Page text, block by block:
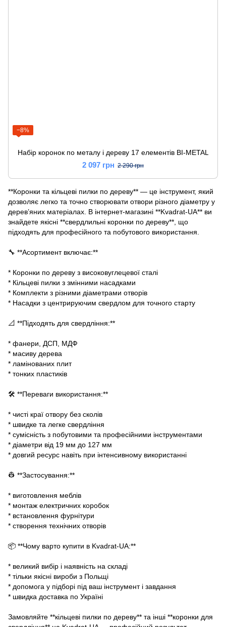
−8%
Набір коронок по металу і дереву 17 елементів BI-METAL
2 097 грн 2 290 грн
**Коронки та кільцеві пилки по дереву** — це інструмент, який
дозволяє легко та точно створювати отвори різного діаметру у
дерев’яних матеріалах. В інтернет-магазині **Kvadrat-UA** ви
знайдете якісні **свердлильні коронки по дереву**, що
підходять для професійного та побутового використання.
🔧 **Асортимент включає:**
* Коронки по дереву з високовуглецевої сталі
* Кільцеві пилки з змінними насадками
* Комплекти з різними діаметрами отворів
* Насадки з центрируючим свердлом для точного старту
📐 **Підходять для свердління:**
* фанери, ДСП, МДФ
* масиву дерева
* ламінованих плит
* тонких пластиків
🛠 **Переваги використання:**
* чисті краї отвору без сколів
* швидке та легке свердління
* сумісність з побутовими та професійними інструментами
* діаметри від 19 мм до 127 мм
* довгий ресурс навіть при інтенсивному використанні
👷 **Застосування:**
* виготовлення меблів
* монтаж електричних коробок
* встановлення фурнітури
* створення технічних отворів
📦 **Чому варто купити в Kvadrat-UA:**
* великий вибір і наявність на складі
* тільки якісні вироби з Польщі
* допомога у підборі під ваш інструмент і завдання
* швидка доставка по Україні
Замовляйте **кільцеві пилки по дереву** та інші **коронки для